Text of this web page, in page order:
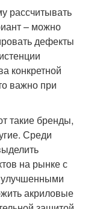
рассчитывать
– можно
дефекты
конкретной
важно при
такие бренды,
Среди
на рынке с
акриловые